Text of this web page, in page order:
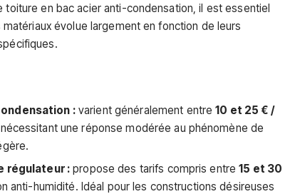
en bac acier anti-condensation, il est essentiel
évolue largement en fonction de leurs
:varient généralement entre10 et 25 € /
une réponse modérée au phénomène de
régulateur : propose des tarifs compris entre15 et 30
anti-humidité. Idéal pour les constructions désireuses